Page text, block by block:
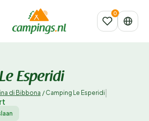
Esperidi
di Bibbona / Camping Le Esperidi